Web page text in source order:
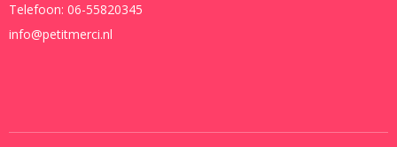
Telefoon: 06-55820345
info@petitmerci.nl